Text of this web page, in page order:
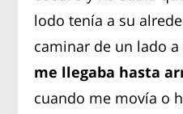
lodo tenía a su
caminar de un lado
me llegaba hasta
cuando me movía o